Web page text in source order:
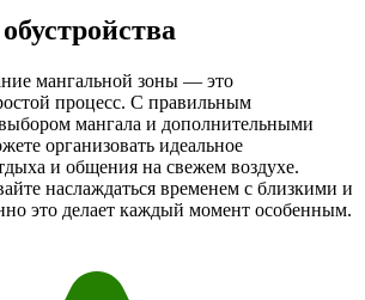
мангальной зоны — это
процесс. С правильным
мангала и дополнительными
организовать идеальное
и общения на свежем воздухе.
наслаждаться временем с близкими и
это делает каждый момент особенным.